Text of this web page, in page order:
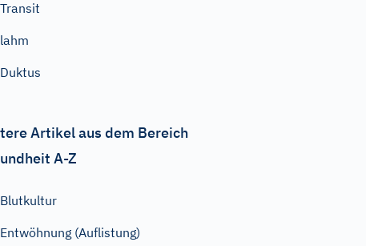
Transit
lahm
Duktus
Artikel aus dem Bereich
A-Z
Blutkultur
Entwöhnung (Auflistung)